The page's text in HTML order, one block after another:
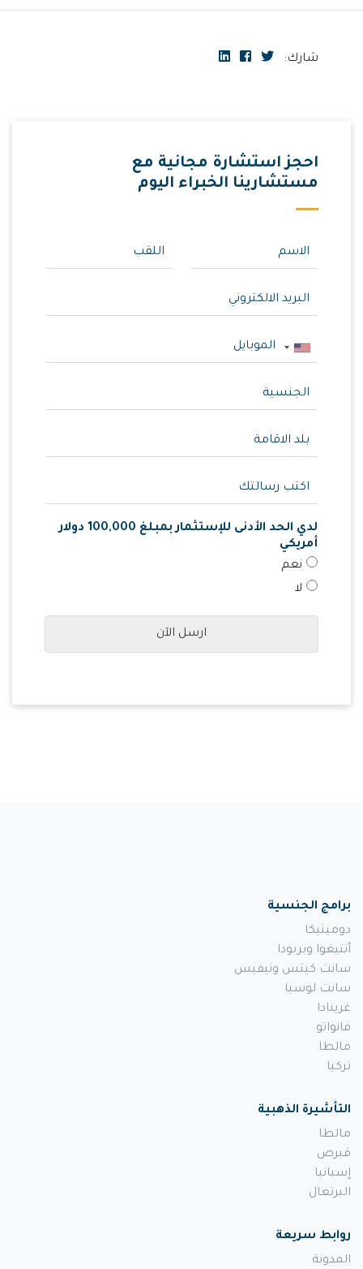
شارك:
احجز استشارة مجانية مع
مستشارينا الخبراء اليوم
لدي الحد الأدنى للإستثمار بمبلغ 100,000 دولار
أمريكي
نعم
لا
ارسل الآن
برامج الجنسية
دومينيكا
أنتيغوا وبربودا
سانت كيتس ونيفيس
سانت لوسيا
غرينادا
فانواتو
مالطا
تركيا
التأشيرة الذهبية
مالطا
قبرص
إسبانيا
البرتغال
روابط سريعة
المدونة